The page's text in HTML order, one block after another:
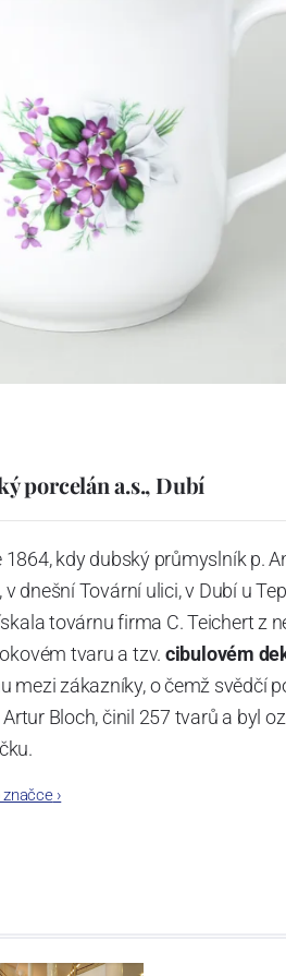
porcelán a.s., Dubí
1864, kdy dubský průmyslník p.
v dnešní Tovární ulici, v Dubí u
továrnu firma C. Teichert z
tvaru a tzv. cibulovém
mezi zákazníky, o čemž svědčí
Bloch, činil 257 tvarů a byl
úvod, nese firma název
›